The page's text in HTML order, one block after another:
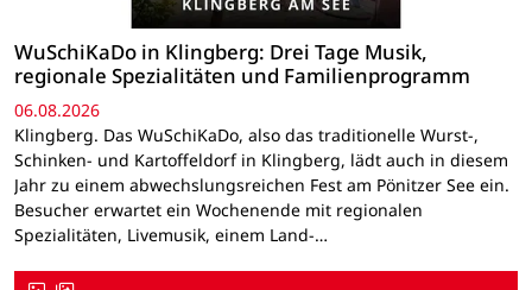
WuSchiKaDo in Klingberg: Drei Tage Musik,
regionale Spezialitäten und Familienprogramm
06.08.2026
Klingberg. Das WuSchiKaDo, also das traditionelle Wurst-,
Schinken- und Kartoffeldorf in Klingberg, lädt auch in diesem
Jahr zu einem abwechslungsreichen Fest am Pönitzer See ein.
Besucher erwartet ein Wochenende mit regionalen
Spezialitäten, Livemusik, einem Land-…